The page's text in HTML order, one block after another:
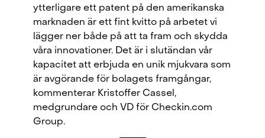
ytterligare ett patent på den amerikanska
marknaden är ett fint kvitto på arbetet vi
lägger ner både på att ta fram och skydda
våra innovationer. Det är i slutändan vår
kapacitet att erbjuda en unik mjukvara som
är avgörande för bolagets framgångar,
kommenterar Kristoffer Cassel,
medgrundare och VD för Checkin.com
Group.
Checkin.com Group AB, Grev Turegatan 30, 114 38 Stockholm, Sweden